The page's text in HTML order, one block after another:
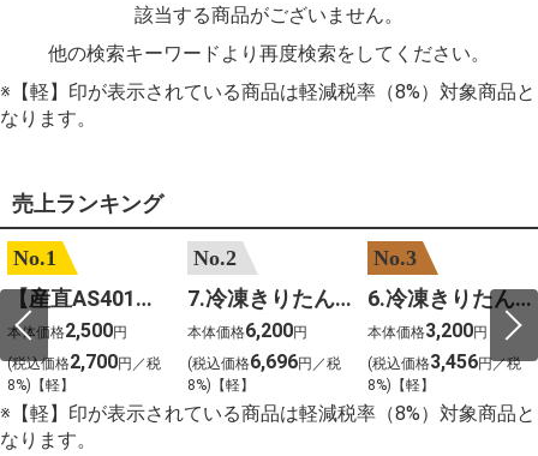
PSO2 %E8%8F%85%E6%B2%BC%E8%A3%95
%E5%B7%B4%E8%A5%BF%E5%88%A9%E4%BA%9E
該当する商品がございません。
他の検索キーワードより再度検索をしてください。
※【軽】印が表示されている商品は軽減税率（8%）対象商品と
なります。
売上ランキング
No.1
【産直AS401】嶽きみ（サニーショコラ）６本
本体価格2,500円
(税込価格2,700円／税
8%)【軽】
No.2
7.冷凍きりたんぽセットM 野菜なし 4人前
本体価格6,200円
(税込価格6,696円／税
8%)【軽】
No.3
6.冷凍きりたんぽセットＳ 野菜なし 2人前
本体価格3,200円
(税込価格3,456円／税
8%)【軽】
※【軽】印が表示されている商品は軽減税率（8%）対象商品と
なります。